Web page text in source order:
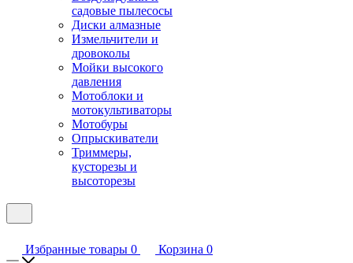
садовые пылесосы
Диски алмазные
Измельчители и
дровоколы
Мойки высокого
давления
Мотоблоки и
мотокультиваторы
Мотобуры
Опрыскиватели
Триммеры,
кусторезы и
высоторезы
Избранные товары 0 Корзина 0